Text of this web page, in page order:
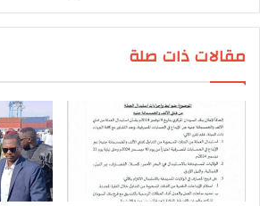
مقالات ذات صلة